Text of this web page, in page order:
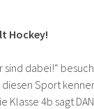
Hockey!
sind dabei!“
Sport
4b sagt